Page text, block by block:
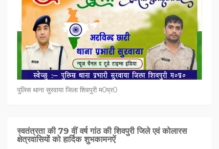
पुलिस थाना सुरवाया जिला शिवपुरी म0प्र0
स्वतंत्रता की 79 वीं वर्ष गांठ की शिवपुरी जिले एवं कोलारस
क्षेत्रवासियों को हार्दिक शुभकामनऐं